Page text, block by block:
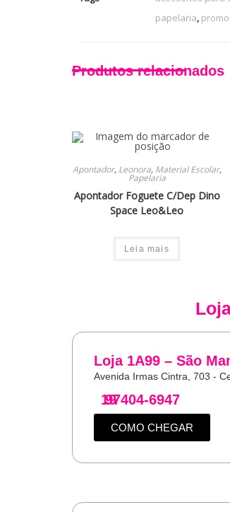
papelaria,
Produtos relacionados
Apontador, Leonora, Material Escolar,
Papelaria
Apontador Foguete C/Dep Dino
Space Leo&Leo
Leia mais
Loja 1A99 – São
Avenida Irmas Cintra, 703 -
19
97404-6947
COMO CHEGAR